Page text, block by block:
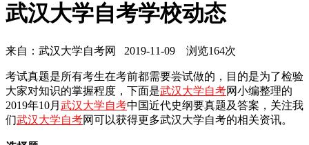
武汉大学自考学校动态
来自：武汉大学自考网 2019-11-09 浏览164次
考试真题是所有考生在考前都需要尝试做的，目的是为了检验
大家对知识的掌握程度，下面是武汉大学自考网小编整理的
2019年10月 武汉大学自考中国近代史纲要真题及答案，关注我
们武汉大学自考网可以获得更多武汉大学自考的相关资讯。